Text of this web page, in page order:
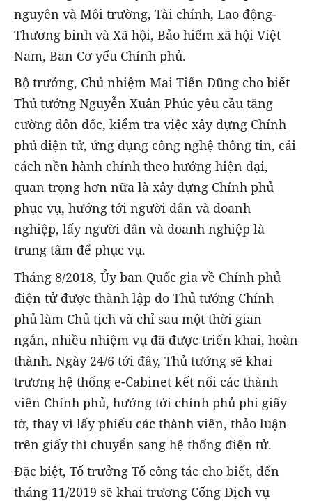
nguyên và Môi trường, Tài chính, Lao động-
Thương binh và Xã hội, Bảo hiểm xã hội Việt
Nam, Ban Cơ yếu Chính phủ.
Bộ trưởng, Chủ nhiệm Mai Tiến Dũng cho biết
Thủ tướng Nguyễn Xuân Phúc yêu cầu tăng
cường đôn đốc, kiểm tra việc xây dựng Chính
phủ điện tử, ứng dụng công nghệ thông tin, cải
cách nền hành chính theo hướng hiện đại,
quan trọng hơn nữa là xây dựng Chính phủ
phục vụ, hướng tới người dân và doanh
nghiệp, lấy người dân và doanh nghiệp là
trung tâm để phục vụ.
Tháng 8/2018, Ủy ban Quốc gia về Chính phủ
điện tử được thành lập do Thủ tướng Chính
phủ làm Chủ tịch và chỉ sau một thời gian
ngắn, nhiều nhiệm vụ đã được triển khai, hoàn
thành. Ngày 24/6 tới đây, Thủ tướng sẽ khai
trương hệ thống e-Cabinet kết nối các thành
viên Chính phủ, hướng tới chính phủ phi giấy
tờ, thay vì lấy phiếu các thành viên, thảo luận
trên giấy thì chuyển sang hệ thống điện tử.
Đặc biệt, Tổ trưởng Tổ công tác cho biết, đến
tháng 11/2019 sẽ khai trương Cổng Dịch vụ